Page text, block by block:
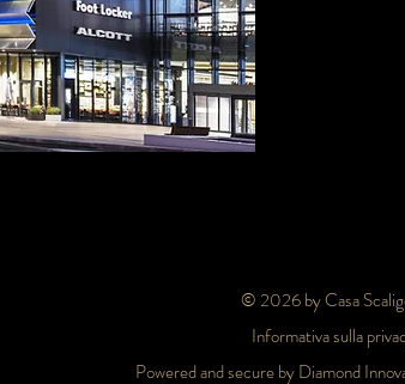
© 2026 by Casa
Informativa sulla
Powered and secure by Diamond